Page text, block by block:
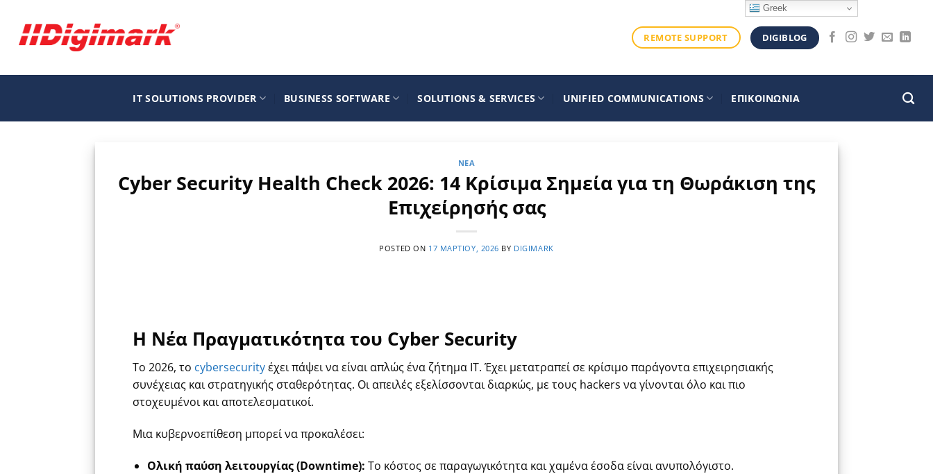
περιεχόμενο
REMOTE SUPPORT DIGIBLOG
IT SOLUTIONS PROVIDER BUSINESS SOFTWARE SOLUTIONS & SERVICES UNIFIED COMMUNICATIONS ΕΠΙΚΟΙΝΩΝΙΑ
ΝΈΑ
Cyber Security Health Check 2026: 14 Κρίσιμα Σημεία για τη Θωράκιση της
Επιχείρησής σας
POSTED ON 17 ΜΑΡΤΊΟΥ, 2026 BY DIGIMARK
Η Νέα Πραγματικότητα του Cyber Security
Το 2026, το cybersecurityέχει πάψει να είναι απλώς ένα ζήτημα IT. Έχει μετατραπεί σε κρίσιμο παράγοντα επιχειρησιακής
συνέχειας και στρατηγικής σταθερότητας. Οι απειλές εξελίσσονται διαρκώς, με τους hackers να γίνονται όλο και πιο
στοχευμένοι και αποτελεσματικοί.
Μια κυβερνοεπίθεση μπορεί να προκαλέσει:
Ολική παύση λειτουργίας (Downtime): Το κόστος σε παραγωγικότητα και χαμένα έσοδα είναι ανυπολόγιστο.
Greek